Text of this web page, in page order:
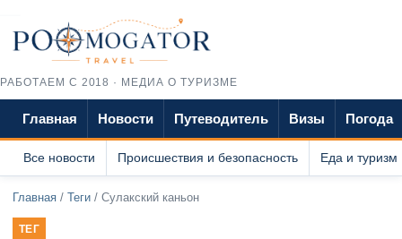
РАБОТАЕМ С 2018 · МЕДИА О ТУРИЗМЕ
Главная Новости Путеводитель Визы Погода
Все новости Происшествия и безопасность Еда и туризм
Главная / Теги / Сулакский каньон
ТЕГ